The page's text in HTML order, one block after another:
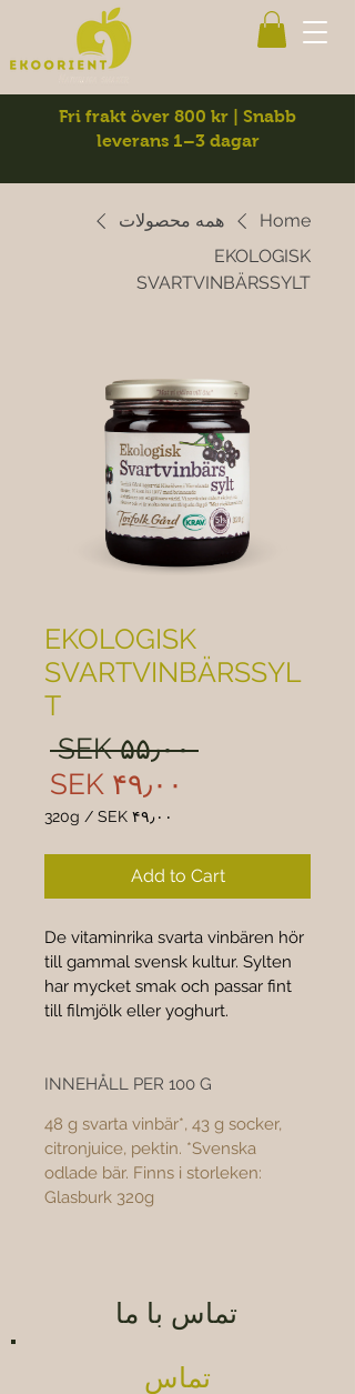
Fri frakt över 800 kr | Snabb
leverans 1–3 dagar
Home
همه محصولات
EKOLOGISK
SVARTVINBÄRSSYLT
EKOLOGISK
SVARTVINBÄRSSYL
T
‎SEK ۵۵٫۰۰
‎SEK ۴۹٫۰۰
‎SEK ۴۹٫۰۰ /
320g
Add to Cart
De vitaminrika svarta vinbären hör
till gammal svensk kultur. Sylten
har mycket smak och passar fint
till filmjölk eller yoghurt.
INNEHÅLL PER 100 G
48 g svarta vinbär*, 43 g socker,
citronjuice, pektin. *Svenska
odlade bär. Finns i storleken:
Glasburk 320g
تماس با ما
تماس